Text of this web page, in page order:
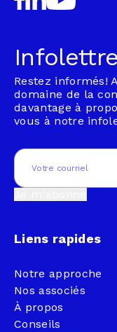
Infolettre
Restez informés!
domaine de la
davantage à
vous à notre
Email
Liens rapides
Notre approche
Nos associés
À propos
Conseils